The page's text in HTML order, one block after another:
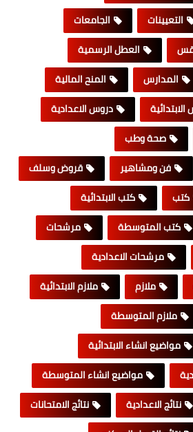
التعيينات
الجامعات
العطل الرسمية
المدارس
المنح المالية
دروس الاعدادية
صحة وطب
فن ومشاهير
قروض وسلف
كتب
كتب الابتدائية
كتب المتوسطة
مرشحات
مرشحات الاعدادية
ملازم
ملازم الابتدائية
ملازم المتوسطة
مواضيع انشاء الابتدائية
مواضيع انشاء المتوسطة
نتائج الاعدادية
نتائج الامتحانات